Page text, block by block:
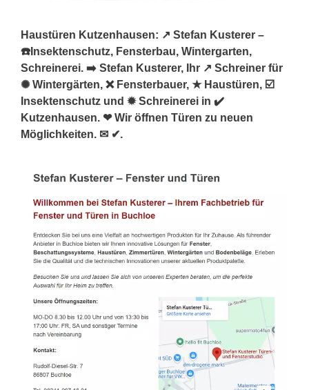
Haustüren Kutzenhausen: ↗️ Stefan Kusterer –
☎️Insektenschutz, Fensterbau, Wintergarten,
Schreinerei. ➡️ Stefan Kusterer, Ihr ↗️ Schreiner für
✺ Wintergärten, ❌ Fensterbauer, ★ Haustüren, ☑️
Insektenschutz und ✹ Schreinerei in ✔️
Kutzenhausen. ❤ Wir öffnen Türen zu neuen
Möglichkeiten. ✉ ✔.